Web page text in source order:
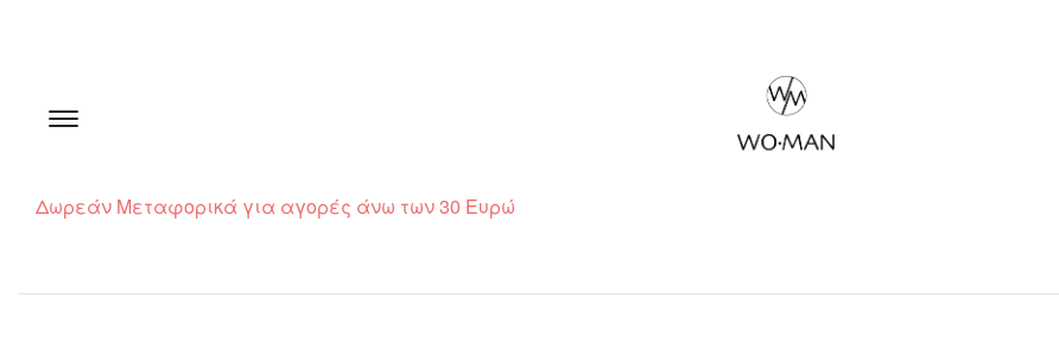
Δωρεάν Μεταφορικά για αγορές άνω των 30 Ευρώ